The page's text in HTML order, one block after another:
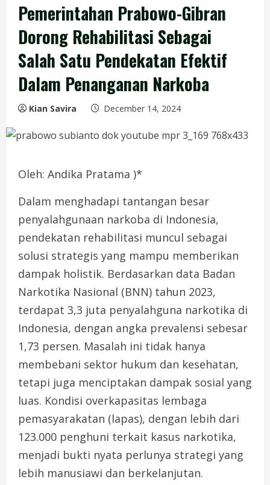
Pemerintahan Prabowo-Gibran
Dorong Rehabilitasi Sebagai
Salah Satu Pendekatan Efektif
Dalam Penanganan Narkoba
Kian Savira December 14, 2024
Oleh: Andika Pratama )*
Dalam menghadapi tantangan besar
penyalahgunaan narkoba di Indonesia,
pendekatan rehabilitasi muncul sebagai
solusi strategis yang mampu memberikan
dampak holistik. Berdasarkan data Badan
Narkotika Nasional (BNN) tahun 2023,
terdapat 3,3 juta penyalahguna narkotika di
Indonesia, dengan angka prevalensi sebesar
1,73 persen. Masalah ini tidak hanya
membebani sektor hukum dan kesehatan,
tetapi juga menciptakan dampak sosial yang
luas. Kondisi overkapasitas lembaga
pemasyarakatan (lapas), dengan lebih dari
123.000 penghuni terkait kasus narkotika,
menjadi bukti nyata perlunya strategi yang
lebih manusiawi dan berkelanjutan.